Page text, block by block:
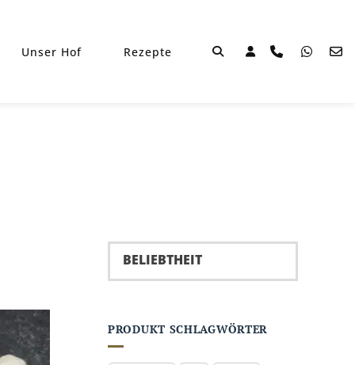
Unser Hof Rezepte
PRODUKT SCHLAGWÖRTER